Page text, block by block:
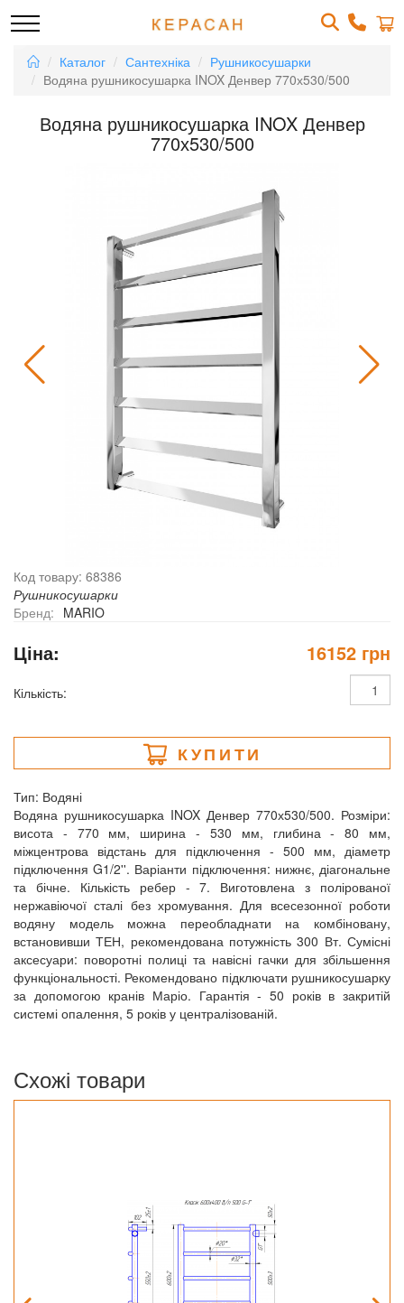
Каталог Сантехніка
Рушникосушарки
Водяна рушникосушарка INOX Денвер 770х530/500
Водяна рушникосушарка INOX Денвер
770х530/500
Код товару: 68386
Рушникосушарки
Бренд: MARIO
Ціна: 16152 грн
Кількість:
КУПИТИ
Тип: Водяні
Водяна рушникосушарка INOX Денвер 770х530/500. Розміри:
висота - 770 мм, ширина - 530 мм, глибина - 80 мм,
міжцентрова відстань для підключення - 500 мм, діаметр
підключення G1/2''. Варіанти підключення: нижнє, діагональне
та бічне. Кількість ребер - 7. Виготовлена з полірованої
нержавіючої сталі без хромування. Для всесезонної роботи
водяну модель можна переобладнати на комбіновану,
встановивши ТЕН, рекомендована потужність 300 Вт. Сумісні
аксесуари: поворотні полиці та навісні гачки для збільшення
функціональності. Рекомендовано підключати рушникосушарку
за допомогою кранів Маріо. Гарантія - 50 років в закритій
системі опалення, 5 років у централізованій.
Схожі товари